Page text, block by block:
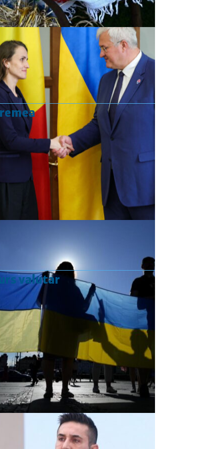
valutar
Curs valutar: 07 Aug 2026
EUR
: 5,2554 RON
+0,0041 ▲
: 4,5584 RON
+0,0077 ▲
: 5,6244 RON
+0,0023 ▲
GBP : 6,1277 RON
+0,0041 ▲
Convertor valutar
»